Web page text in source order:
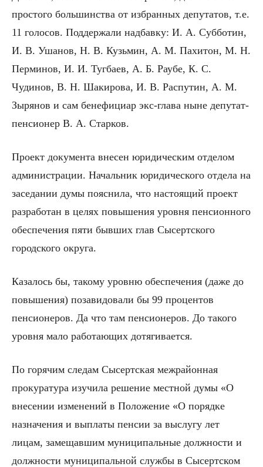
простого большинства от избранных депутатов, т.е.
11 голосов. Поддержали надбавку: И. А. Субботин,
И. В. Ушанов, Н. В. Кузьмин, А. М. Пахитон, М. Н.
Перминов, И. И. Тугбаев, А. Б. Раубе, К. С.
Чудинов, В. Н. Шакирова, И. В. Распутин, А. М.
Зырянов и сам бенефициар экс-глава ныне депутат-
пенсионер В. А. Старков.
Проект документа внесен юридическим отделом
администрации. Начальник юридического отдела на
заседании думы пояснила, что настоящий проект
разработан в целях повышения уровня пенсионного
обеспечения пяти бывших глав Сысертского
городского округа.
Казалось бы, такому уровню обеспечения (даже до
повышения) позавидовали бы 99 процентов
пенсионеров. Да что там пенсионеров. До такого
уровня мало работающих дотягивается.
По горячим следам Сысертская межрайонная
прокуратура изучила решение местной думы «О
внесении изменений в Положение «О порядке
назначения и выплаты пенсии за выслугу лет
лицам, замещавшим муниципальные должности и
должности муниципальной службы в Сысертском